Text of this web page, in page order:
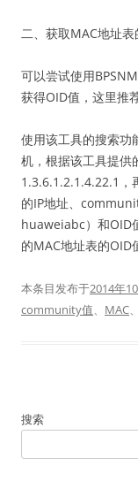
二、获取MAC地址表
可以尝试使用
获得OID值，这里推
使用该工具的搜索功
机，根据该工具提供
1.3.6.1.2.1.4.22.1，
的IP地址、
huaweiabc）和OID
的MAC地址表的OID
本条目发布于2014年
community值、 MAC、
搜索